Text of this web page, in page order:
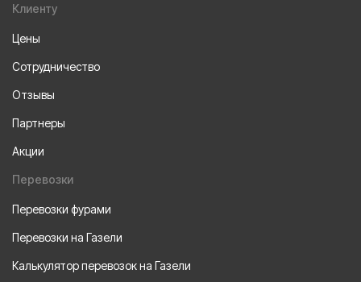
Клиенту
Цены
Сотрудничество
Отзывы
Партнеры
Акции
Перевозки
Перевозки фурами
Перевозки на Газели
Калькулятор перевозок на Газели